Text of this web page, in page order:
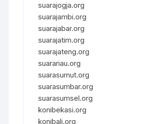
suarajogja.org
suarajambi.org
suarajabar.org
suarajatim.org
suarajateng.org
suarariau.org
suarasumut.org
suarasumbar.org
suarasumsel.org
konibekasi.org
konibali.org